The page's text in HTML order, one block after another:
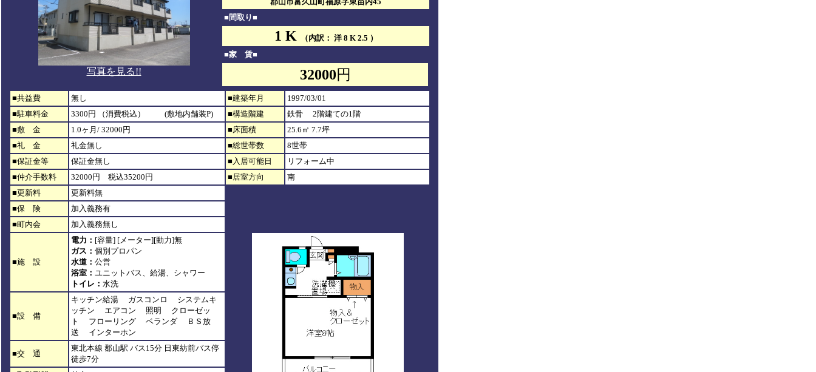
写真を見る!!
■間取り■
1 K
（内訳： 洋 8 K 2.5 ）
■家 賃■
32000円
■共益費 無し ■建築年月
1997/03/01
■駐車料金
3300円 （消費税込） (敷地内舗装P) ■構造階建
鉄骨 2階建ての1階
■敷 金
1.0ヶ月/ 32000円 ■床面積
25.6㎡ 7.7坪
■礼 金
礼金無し ■総世帯数
8世帯
■保証金等
保証金無し ■入居可能日
リフォーム中
■仲介手数料
32000円 税込35200円 ■居室方向
南
■更新料
更新料無
■保 険
加入義務有
■町内会
加入義務無し
■施 設
電力： [容量] [メーター][動力]無
ガス： 個別プロパン
水道： 公営
浴室： ユニットバス、給湯、シャワー
トイレ： 水洗
■設 備
キッチン給湯 ガスコンロ システムキ
ッチン エアコン 照明 クローゼッ
ト フローリング ベランダ ＢＳ放
送 インターホン
■交 通
東北本線 郡山駅 バス15分 日東紡前バス停
徒歩7分